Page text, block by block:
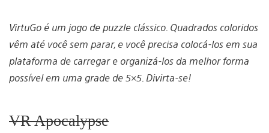
VirtuGo é um jogo de puzzle clássico. Quadrados coloridos
vêm até você sem parar, e você precisa colocá-los em sua
plataforma de carregar e organizá-los da melhor forma
possível em uma grade de 5×5. Divirta-se!
VR Apocalypse